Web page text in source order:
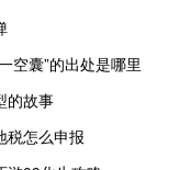
空囊”的出处是哪里
的故事
税怎么申报